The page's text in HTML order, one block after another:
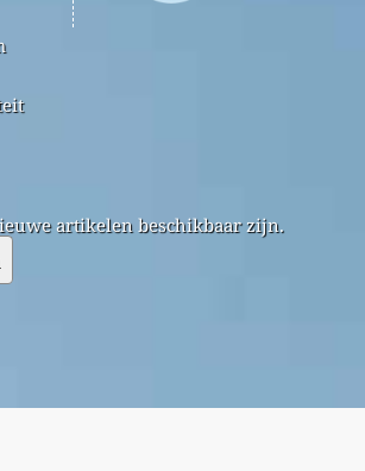
artikelen beschikbaar zijn.